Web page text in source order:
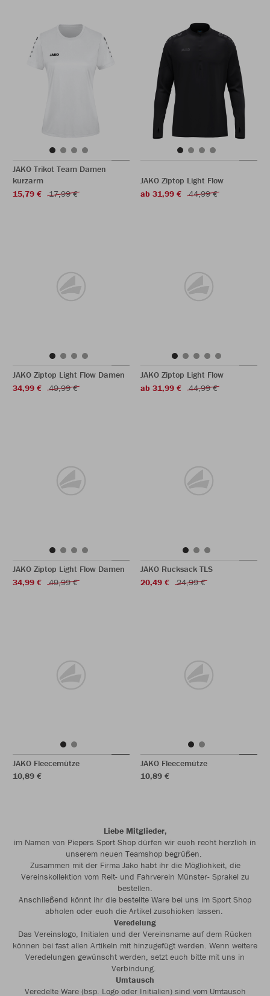
JAKO Trikot Team Damen
kurzarm
15,79 €
17,99 €
JAKO Ziptop Light Flow
ab 31,99 €
44,99 €
JAKO Ziptop Light Flow Damen
34,99 €
49,99 €
JAKO Ziptop Light Flow
ab 31,99 €
44,99 €
JAKO Ziptop Light Flow Damen
34,99 €
49,99 €
JAKO Rucksack TLS
20,49 €
24,99 €
JAKO Fleecemütze
10,89 €
JAKO Fleecemütze
10,89 €
Liebe Mitglieder,
im Namen von Piepers Sport Shop dürfen wir euch recht herzlich in
unserem neuen Teamshop begrüßen.
Zusammen mit der Firma Jako habt ihr die Möglichkeit, die
Vereinskollektion vom Reit- und Fahrverein Münster- Sprakel zu
bestellen.
Anschließend könnt ihr die bestellte Ware bei uns im Sport Shop
abholen oder euch die Artikel zuschicken lassen.
Veredelung
Das Vereinslogo, Initialen und der Vereinsname auf dem Rücken
können bei fast allen Artikeln mit hinzugefügt werden. Wenn weitere
Veredelungen gewünscht werden, setzt euch bitte mit uns in
Verbindung.
Umtausch
Veredelte Ware (bsp. Logo oder Initialien) sind vom Umtausch